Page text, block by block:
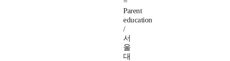
=
Parent
education
/
서
울
대